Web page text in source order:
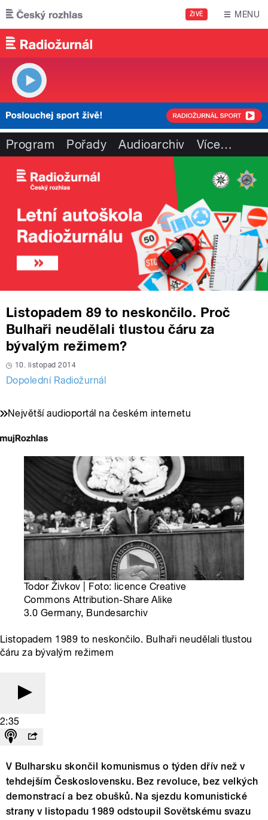
Přejít k hlavnímu obsahu
ŽIVĚ MENU
Program Pořady Audioarchiv Více…
Listopadem 89 to neskončilo. Proč
Bulhaři neudělali tlustou čáru za
bývalým režimem?
10. listopad 2014
Dopolední Radiožurnál
Největší audioportál na českém internetu
Todor Živkov | Foto: licence Creative
Commons Attribution-Share Alike
3.0 Germany, Bundesarchiv
Listopadem 1989 to neskončilo. Bulhaři neudělali tlustou
čáru za bývalým režimem
2:35
V Bulharsku skončil komunismus o týden dřív než v
tehdejším Československu. Bez revoluce, bez velkých
demonstrací a bez obušků. Na sjezdu komunistické
strany v listopadu 1989 odstoupil Sovětskému svazu